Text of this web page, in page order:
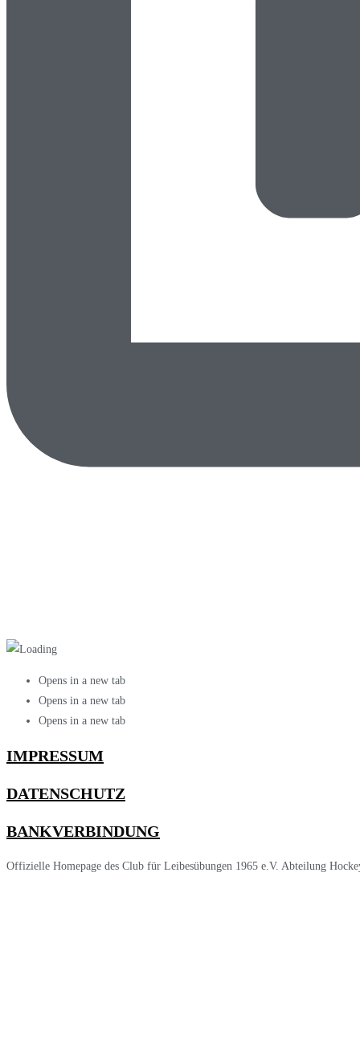
Opens in a new tab
Opens in a new tab
Opens in a new tab
IMPRESSUM
DATENSCHUTZ
BANKVERBINDUNG
Offizielle Homepage des Club für Leibesübungen 1965 e.V. Abteilung